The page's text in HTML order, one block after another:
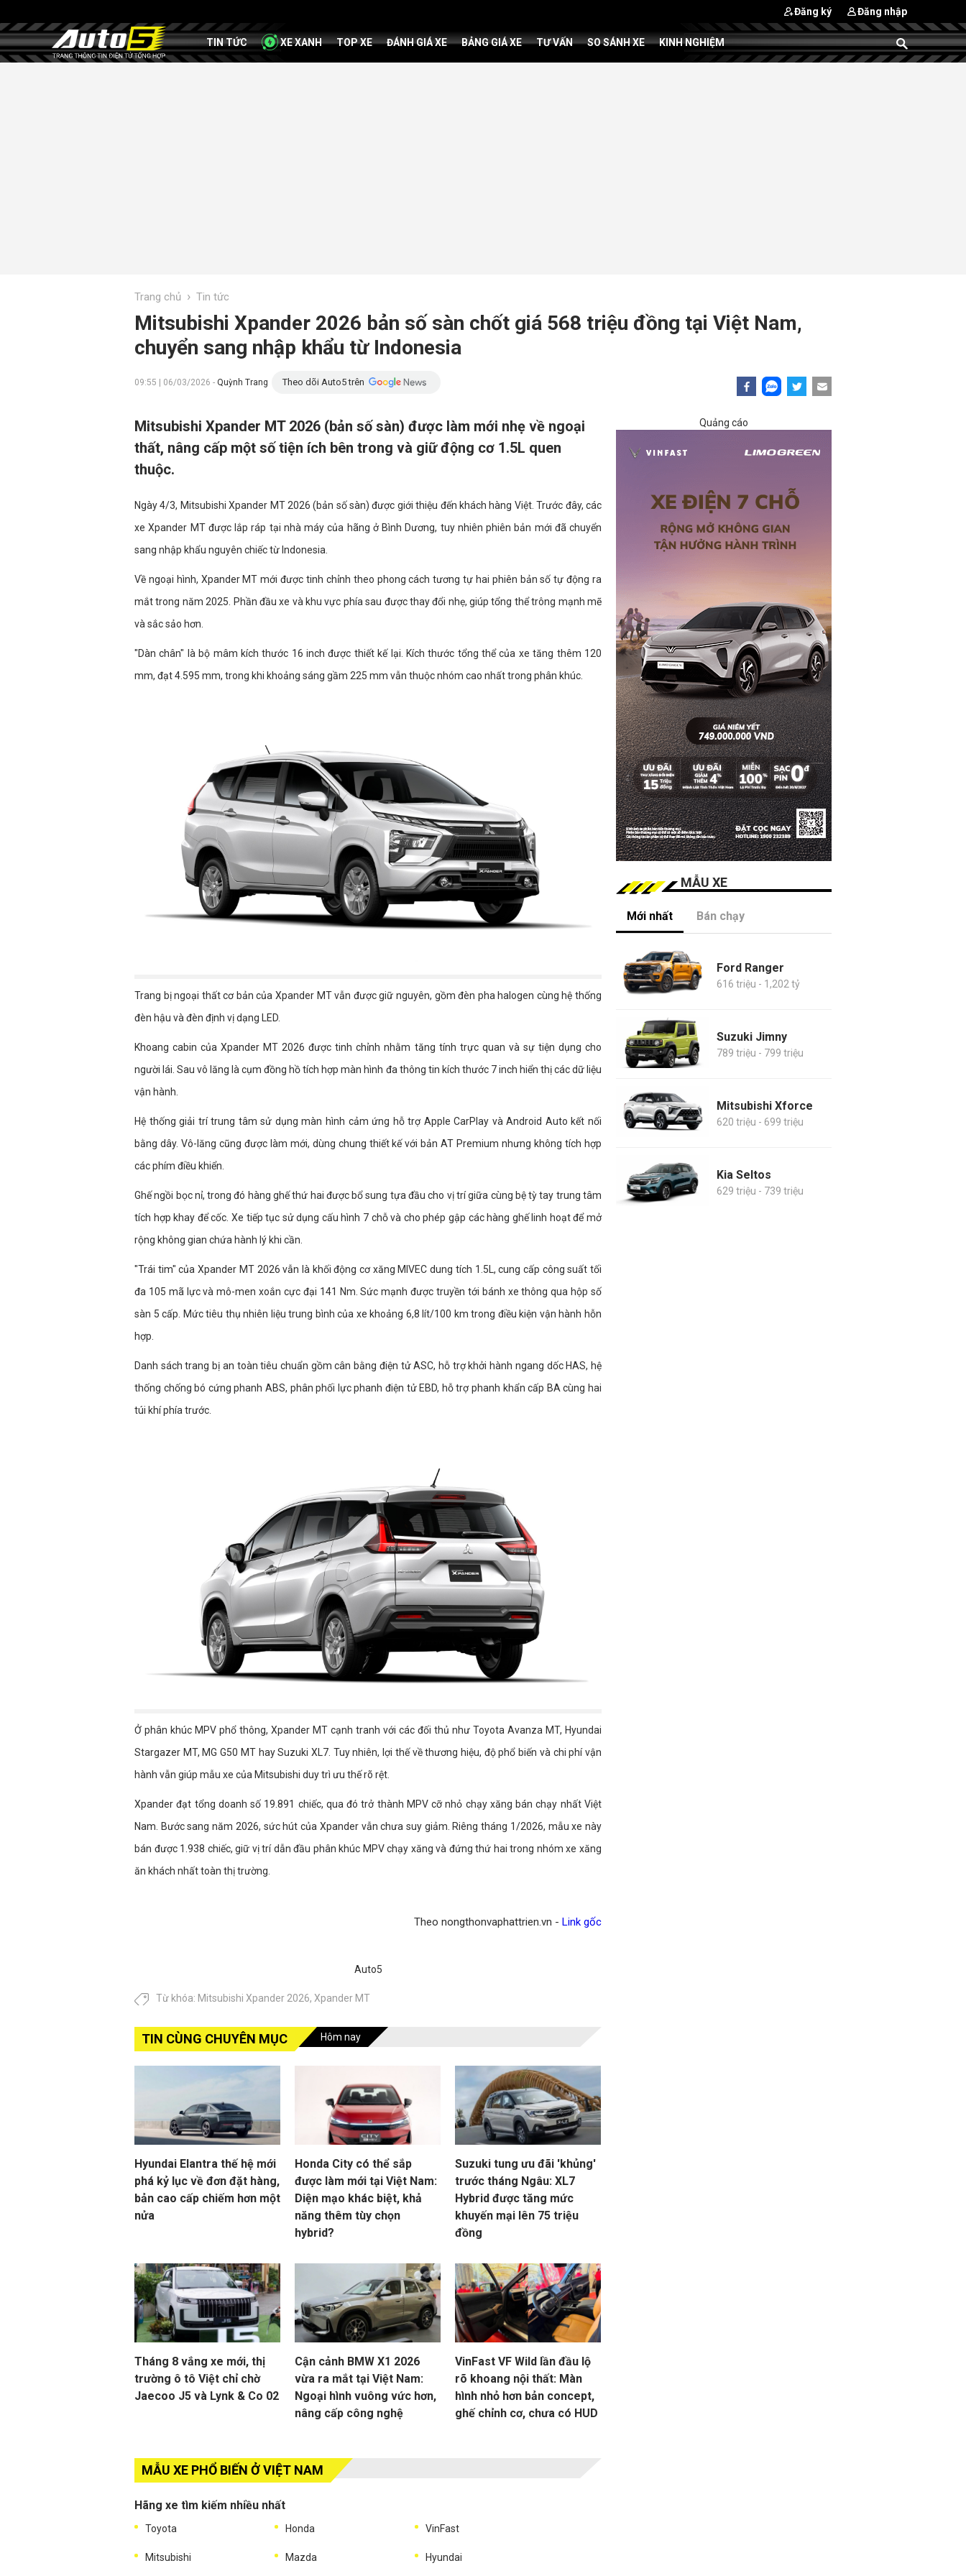
Đăng ký Đăng nhập
TIN TỨC XE XANH TOP XE ĐÁNH GIÁ XE BẢNG GIÁ XE TƯ VẤN SO SÁNH XE KINH NGHIỆM
Trang chủ › Tin tức
Mitsubishi Xpander 2026 bản số sàn chốt giá 568 triệu đồng tại Việt Nam,
chuyển sang nhập khẩu từ Indonesia
09:55 | 06/03/2026 - Quỳnh Trang Theo dõi Auto5 trên
Mitsubishi Xpander MT 2026 (bản số sàn) được làm mới nhẹ về ngoại
thất, nâng cấp một số tiện ích bên trong và giữ động cơ 1.5L quen
thuộc.
Ngày 4/3, Mitsubishi Xpander MT 2026 (bản số sàn) được giới thiệu đến khách hàng Việt. Trước đây, các
xe Xpander MT được lắp ráp tại nhà máy của hãng ở Bình Dương, tuy nhiên phiên bản mới đã chuyển
sang nhập khẩu nguyên chiếc từ Indonesia.
Về ngoại hình, Xpander MT mới được tinh chỉnh theo phong cách tương tự hai phiên bản số tự động ra
mắt trong năm 2025. Phần đầu xe và khu vực phía sau được thay đổi nhẹ, giúp tổng thể trông mạnh mẽ
và sắc sảo hơn.
"Dàn chân" là bộ mâm kích thước 16 inch được thiết kế lại. Kích thước tổng thể của xe tăng thêm 120
mm, đạt 4.595 mm, trong khi khoảng sáng gầm 225 mm vẫn thuộc nhóm cao nhất trong phân khúc.
Trang bị ngoại thất cơ bản của Xpander MT vẫn được giữ nguyên, gồm đèn pha halogen cùng hệ thống
đèn hậu và đèn định vị dạng LED.
Khoang cabin của Xpander MT 2026 được tinh chỉnh nhằm tăng tính trực quan và sự tiện dụng cho
người lái. Sau vô lăng là cụm đồng hồ tích hợp màn hình đa thông tin kích thước 7 inch hiển thị các dữ liệu
vận hành.
Hệ thống giải trí trung tâm sử dụng màn hình cảm ứng hỗ trợ Apple CarPlay và Android Auto kết nối
bằng dây. Vô-lăng cũng được làm mới, dùng chung thiết kế với bản AT Premium nhưng không tích hợp
các phím điều khiển.
Ghế ngồi bọc nỉ, trong đó hàng ghế thứ hai được bổ sung tựa đầu cho vị trí giữa cùng bệ tỳ tay trung tâm
tích hợp khay để cốc. Xe tiếp tục sử dụng cấu hình 7 chỗ và cho phép gập các hàng ghế linh hoạt để mở
rộng không gian chứa hành lý khi cần.
"Trái tim" của Xpander MT 2026 vẫn là khối động cơ xăng MIVEC dung tích 1.5L, cung cấp công suất tối
đa 105 mã lực và mô-men xoắn cực đại 141 Nm. Sức mạnh được truyền tới bánh xe thông qua hộp số
sàn 5 cấp. Mức tiêu thụ nhiên liệu trung bình của xe khoảng 6,8 lít/100 km trong điều kiện vận hành hỗn
hợp.
Danh sách trang bị an toàn tiêu chuẩn gồm cân bằng điện tử ASC, hỗ trợ khởi hành ngang dốc HAS, hệ
thống chống bó cứng phanh ABS, phân phối lực phanh điện tử EBD, hỗ trợ phanh khẩn cấp BA cùng hai
túi khí phía trước.
Ở phân khúc MPV phổ thông, Xpander MT cạnh tranh với các đối thủ như Toyota Avanza MT, Hyundai
Stargazer MT, MG G50 MT hay Suzuki XL7. Tuy nhiên, lợi thế về thương hiệu, độ phổ biến và chi phí vận
hành vẫn giúp mẫu xe của Mitsubishi duy trì ưu thế rõ rệt.
Xpander đạt tổng doanh số 19.891 chiếc, qua đó trở thành MPV cỡ nhỏ chạy xăng bán chạy nhất Việt
Nam. Bước sang năm 2026, sức hút của Xpander vẫn chưa suy giảm. Riêng tháng 1/2026, mẫu xe này
bán được 1.938 chiếc, giữ vị trí dẫn đầu phân khúc MPV chạy xăng và đứng thứ hai trong nhóm xe xăng
ăn khách nhất toàn thị trường.
Theo nongthonvaphattrien.vn - Link gốc
Auto5
Từ khóa: Mitsubishi Xpander 2026, Xpander MT
TIN CÙNG CHUYÊN MỤC Hôm nay
Hyundai Elantra thế hệ mới
phá kỷ lục về đơn đặt hàng,
bản cao cấp chiếm hơn một
nửa
Honda City có thể sắp
được làm mới tại Việt Nam:
Diện mạo khác biệt, khả
năng thêm tùy chọn
hybrid?
Suzuki tung ưu đãi 'khủng'
trước tháng Ngâu: XL7
Hybrid được tăng mức
khuyến mại lên 75 triệu
đồng
Tháng 8 vắng xe mới, thị
trường ô tô Việt chỉ chờ
Jaecoo J5 và Lynk & Co 02
Cận cảnh BMW X1 2026
vừa ra mắt tại Việt Nam:
Ngoại hình vuông vức hơn,
nâng cấp công nghệ
VinFast VF Wild lần đầu lộ
rõ khoang nội thất: Màn
hình nhỏ hơn bản concept,
ghế chỉnh cơ, chưa có HUD
MẪU XE PHỔ BIẾN Ở VIỆT NAM
Hãng xe tìm kiếm nhiều nhất
Toyota Honda VinFast
Mitsubishi Mazda Hyundai
Quảng cáo
MẪU XE
Mới nhất Bán chạy
Ford Ranger
616 triệu - 1,202 tỷ
Suzuki Jimny
789 triệu - 799 triệu
Mitsubishi Xforce
620 triệu - 699 triệu
Kia Seltos
629 triệu - 739 triệu